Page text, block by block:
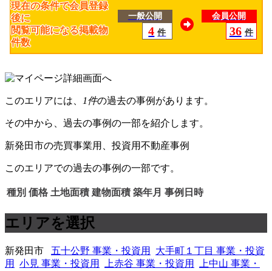
現在の条件で会員登録
後に
閲覧可能になる掲載物
件数
一般公開
4 件
会員公開
36 件
このエリアには、 1件の過去の事例があります。
その中から、過去の事例の一部を紹介します。
新発田市の売買事業用、投資用不動産事例
このエリアでの過去の事例の一部です。
種別 価格 土地面積 建物面積 築年月 事例日時
エリアを選択
新発田市 五十公野 事業・投資用
大手町１丁目 事業・投資
用
小見 事業・投資用 上赤谷 事業・投資用
上中山 事業・